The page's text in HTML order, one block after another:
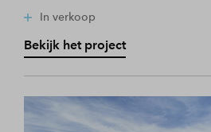
In verkoop
Bekijk het project